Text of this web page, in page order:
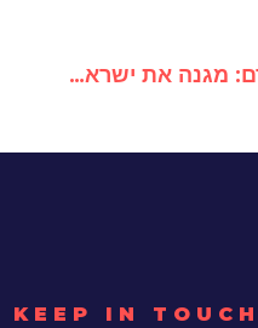
הנציב העליון למועצת זכויות האדם: מגנה את ישראל, הירי בתל אביב לא פיגוע
KEEP IN TOUCH